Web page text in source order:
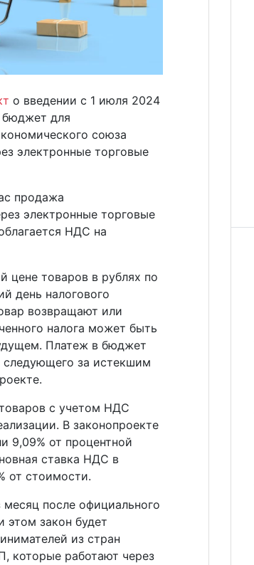
о введении с 1 июля 2024
бюджет для
союза
электронные торговые
продажа
электронные торговые
НДС на
цене товаров в рублях по
день налогового
возвращают или
налога может быть
Платеж в бюджет
следующего за истекшим
с учетом НДС
В законопроекте
9,09% от процентной
ставка НДС в
от стоимости.
месяц после официального
этом закон будет
из стран
которые работают через